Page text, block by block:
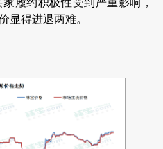
显得进退两难。